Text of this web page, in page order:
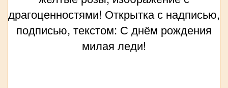
драгоценностями! Открытка с надписью,
подписью, текстом: С днём рождения
милая леди!